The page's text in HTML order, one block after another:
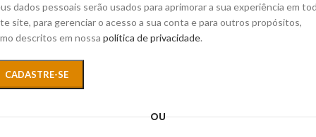
dados pessoais serão usados para aprimorar a sua experiência em
site, para gerenciar o acesso a sua conta e para outros propósitos,
descritos em nossa política de privacidade.
CADASTRE-SE
OU